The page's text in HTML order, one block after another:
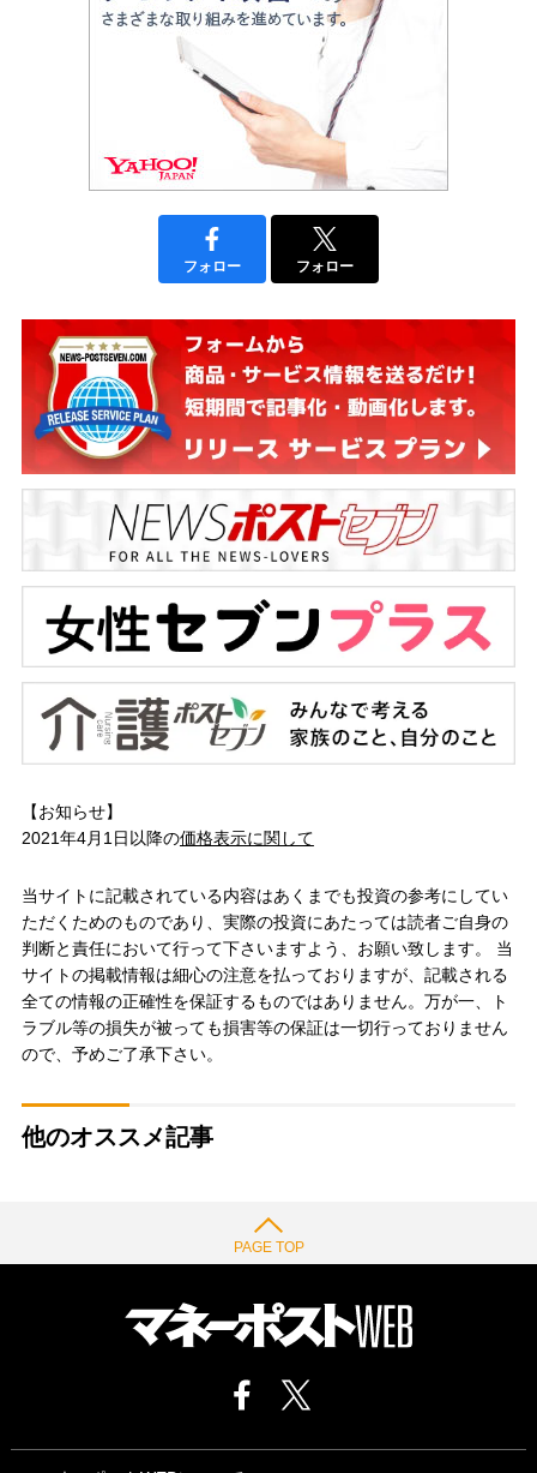
フォロー フォロー
【お知らせ】
2021年4月1日以降の価格表示に関して
当サイトに記載されている内容はあくまでも投資の参考にしてい
ただくためのものであり、実際の投資にあたっては読者ご自身の
判断と責任において行って下さいますよう、お願い致します。 当
サイトの掲載情報は細心の注意を払っておりますが、記載される
全ての情報の正確性を保証するものではありません。万が一、ト
ラブル等の損失が被っても損害等の保証は一切行っておりません
ので、予めご了承下さい。
他のオススメ記事
PAGE TOP